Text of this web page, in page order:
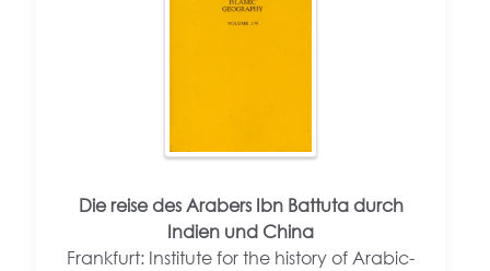
Die reise des Arabers Ibn Battuta durch
Indien und China
Frankfurt: Institute for the history of Arabic-